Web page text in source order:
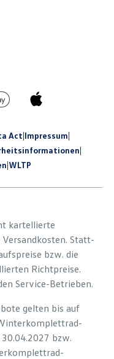
Act|Impressum|
|
|WLTP
kartellierte
Statt-
bzw. die
Richtpreise.
Service-Betrieben.
gelten bis auf
bzw.